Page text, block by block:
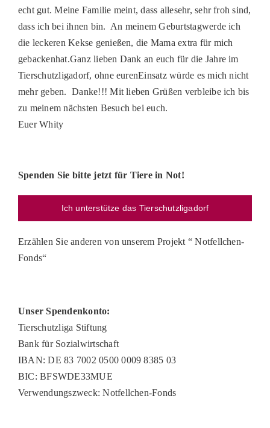
echt gut. Meine Familie meint, dass allesehr, sehr froh sind,
dass ich bei ihnen bin. An meinem Geburtstagwerde ich
die leckeren Kekse genießen, die Mama extra für mich
gebackenhat.Ganz lieben Dank an euch für die Jahre im
Tierschutzligadorf, ohne eurenEinsatz würde es mich nicht
mehr geben. Danke!!! Mit lieben Grüßen verbleibe ich bis
zu meinem nächsten Besuch bei euch.
Euer Whity
Spenden Sie bitte jetzt für Tiere in Not!
Ich unterstütze das Tierschutzligadorf
Erzählen Sie anderen von unserem Projekt “ Notfellchen-
Fonds“
Unser Spendenkonto:
Tierschutzliga Stiftung
Bank für Sozialwirtschaft
IBAN: DE 83 7002 0500 0009 8385 03
BIC: BFSWDE33MUE
Verwendungszweck: Notfellchen-Fonds